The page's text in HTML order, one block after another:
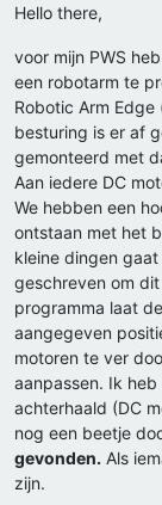
Hello there,
voor mijn PWS
een robotarm te
Robotic Arm
besturing is er af
gemonteerd met
Aan iedere DC
We hebben een
ontstaan met het
kleine dingen
geschreven om
programma laat
aangegeven
motoren te ver
aanpassen. Ik
achterhaald (DC
nog een beetje
gevonden. Als
zijn.